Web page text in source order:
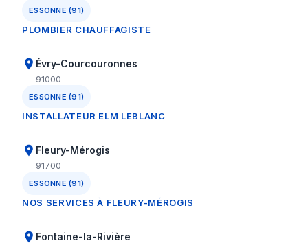
ESSONNE (91)
PLOMBIER CHAUFFAGISTE
Évry-Courcouronnes
91000
ESSONNE (91)
INSTALLATEUR ELM LEBLANC
Fleury-Mérogis
91700
ESSONNE (91)
NOS SERVICES À FLEURY-MÉROGIS
Fontaine-la-Rivière